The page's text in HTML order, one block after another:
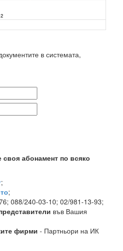
в системата,
абонамент по всяко
;
;
088/240-03-10; 02/981-13-93;
във Вашия
фирми - Партньори на ИК